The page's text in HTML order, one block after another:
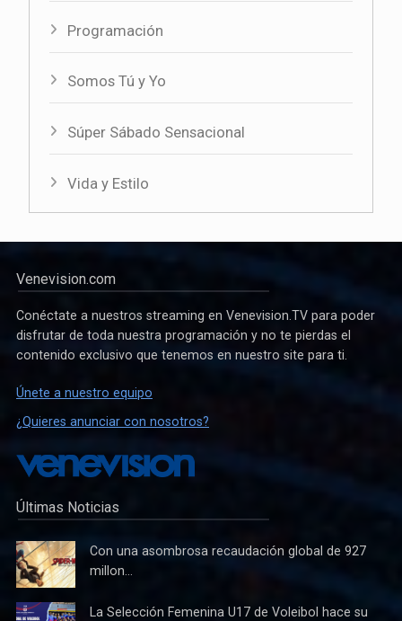
Programación
Somos Tú y Yo
Súper Sábado Sensacional
Vida y Estilo
Venevision.com
Conéctate a nuestros streaming en Venevision.TV para poder
disfrutar de toda nuestra programación y no te pierdas el
contenido exclusivo que tenemos en nuestro site para ti.
Únete a nuestro equipo
¿Quieres anunciar con nosotros?
Últimas Noticias
Con una asombrosa recaudación global de 927
millon...
La Selección Femenina U17 de Voleibol hace su